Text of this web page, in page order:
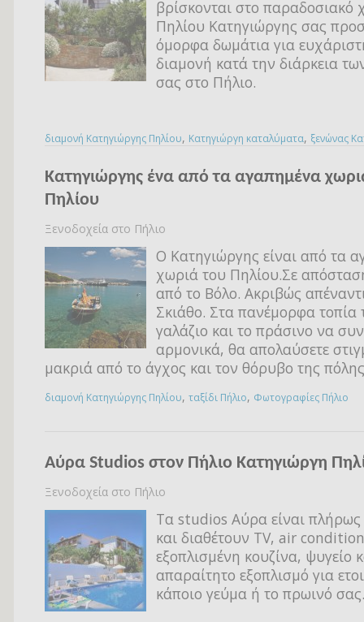
βρίσκονται στο παραδοσιακό
Πηλίου Κατηγιώργης σας
όμορφα δωμάτια για
διαμονή κατά την διάρκεια
σας στο Πήλιο.
διαμονή Κατηγιώργης Πηλίου, Κατηγιώργη καταλύματα, ξενώνας
Κατηγιώργης ένα από τα αγαπημένα
Πηλίου
Ξενοδοχεία στο Πήλιο
Ο Κατηγιώργης είναι από τα
χωριά του Πηλίου.Σε
από το Βόλο. Ακριβώς
Σκιάθο. Στα πανέμορφα τοπία
γαλάζιο και το πράσινο να
αρμονικά, θα απολαύσετε
μακριά από το άγχος και τον θόρυβο της
διαμονή Κατηγιώργης Πηλίου, ταξίδι Πήλιο, Φωτογραφίες Πήλιο
Αύρα Studios στον Πήλιο Κατηγιώργη
Ξενοδοχεία στο Πήλιο
Τα studios Αύρα είναι πλήρως
και διαθέτουν TV, air
εξοπλισμένη κουζίνα, ψυγείο
απαραίτητο εξοπλισμό για
κάποιο γεύμα ή το πρωινό σας.